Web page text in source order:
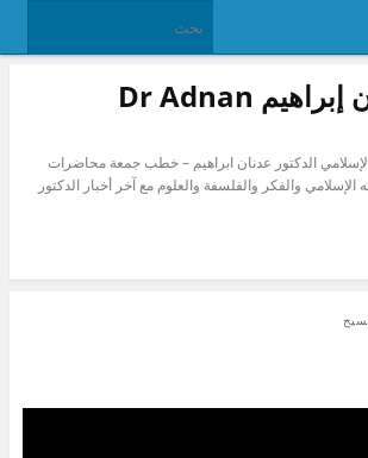
الدكتور عدنان إبراهيم Dr Adnan
الدكتور عدنان ابراهيم – خطب جمعة محاضرات
والفكر والفلسفة والعلوم مع آخر أخبار الدكتور